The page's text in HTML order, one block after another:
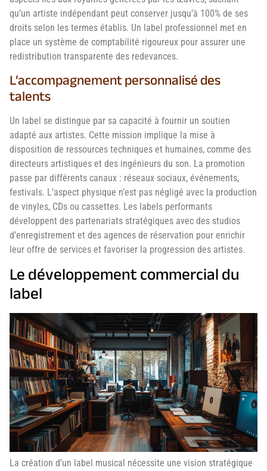
qu’un artiste indépendant peut conserver jusqu’à 100% de ses
droits selon les termes établis. Un label professionnel met en
place un système de comptabilité rigoureux pour assurer une
redistribution transparente des redevances.
L’accompagnement personnalisé des
talents
Un label se distingue par sa capacité à fournir un soutien
adapté aux artistes. Cette mission implique la mise à
disposition de ressources techniques et humaines, comme des
directeurs artistiques et des ingénieurs du son. La promotion
passe par différents canaux : réseaux sociaux, événements,
festivals. L’aspect physique n’est pas négligé avec la production
de vinyles, CDs ou cassettes. Les labels performants
développent des partenariats stratégiques avec des studios
d’enregistrement et des agences de réservation pour enrichir
leur offre de services et favoriser la progression des artistes.
Le développement commercial du
label
La création d’un label musical nécessite une vision stratégique